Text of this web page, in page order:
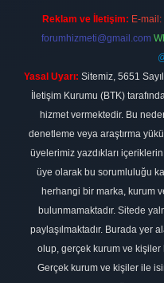
Reklam ve İletişim: E-mail:
forumhizmeti@gmail.com
Yasal Uyarı: Sitemiz, 5651
İletişim Kurumu (BTK)
hizmet vermektedir. Bu
denetleme veya araştırma
üyelerimiz yazdıkları
üye olarak bu sorumluluğu
herhangi bir marka, kurum
bulunmamaktadır. Sitede
paylaşılmaktadır. Burada yer
olup, gerçek kurum ve kişiler
Gerçek kurum ve kişiler ile